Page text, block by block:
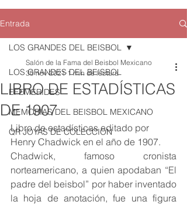
Entrada
LOS GRANDES DEL BEISBOL
EFEMERIDES
MEMORIAS DEL BEISBOL MEXICANO
QR JOYAS DE COLECCION
LOS GRANDES DEL BEISBOL
LIBRO DE ESTADÍSTICAS
DE 1907
Salón de la Fama del Beisbol Mexicano
30 nov 2021 1 min de lectura
Libro de estadísticas editado por
Henry Chadwick en el año de 1907.
Chadwick, famoso cronista
norteamericano, a quien apodaban “El
padre del beisbol” por haber inventado
la hoja de anotación, fue una figura